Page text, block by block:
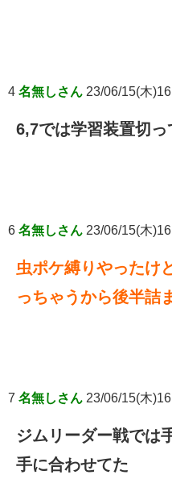
4 名無しさん 23/06/15(木
6,7では学習装置切っ
6 名無しさん 23/06/15(木
虫ポケ縛りやったけ
っちゃうから後半詰
7 名無しさん 23/06/15(木
ジムリーダー戦では
手に合わせてた